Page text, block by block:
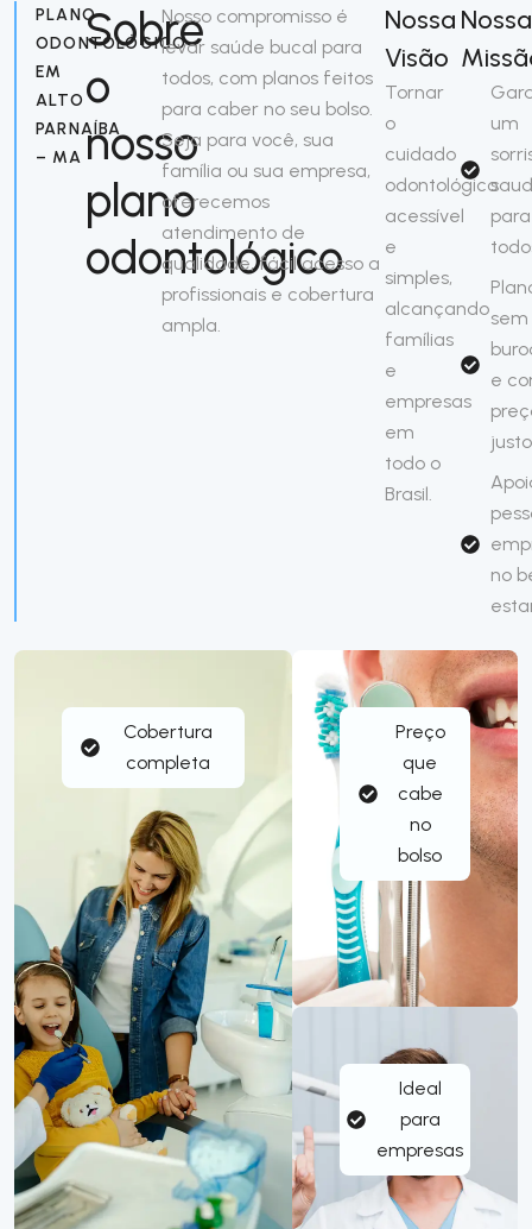
Cobertura
completa
Preço
que
cabe
no
bolso
Ideal
para
empresas
PLANO
ODONTOLÓGICO
EM
ALTO
PARNAÍBA
– MA
Sobre
o
nosso
plano
odontológico
Nosso compromisso é
levar saúde bucal para
todos, com planos feitos
para caber no seu bolso.
Seja para você, sua
família ou sua empresa,
oferecemos
atendimento de
qualidade, fácil acesso a
profissionais e cobertura
ampla.
Nossa
Visão
Tornar
o
cuidado
odontológico
acessível
e
simples,
alcançando
famílias
e
empresas
em
todo o
Brasil.
Nossa
um
para
sem
e
justo
no